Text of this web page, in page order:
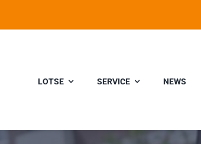
LOTSE SERVICE NEWS